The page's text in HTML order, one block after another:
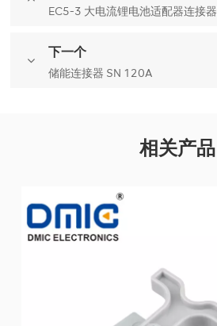
EC5-3 大电流锂电池适配器连接器
下一个
储能连接器 SN 120A
相关产品